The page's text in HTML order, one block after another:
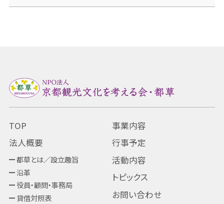
TOP
法人概要
都草とは／設立趣旨
沿革
役員・顧問・事務局
貸借対照表
事業内容
行事予定
活動内容
トピックス
お問い合わせ